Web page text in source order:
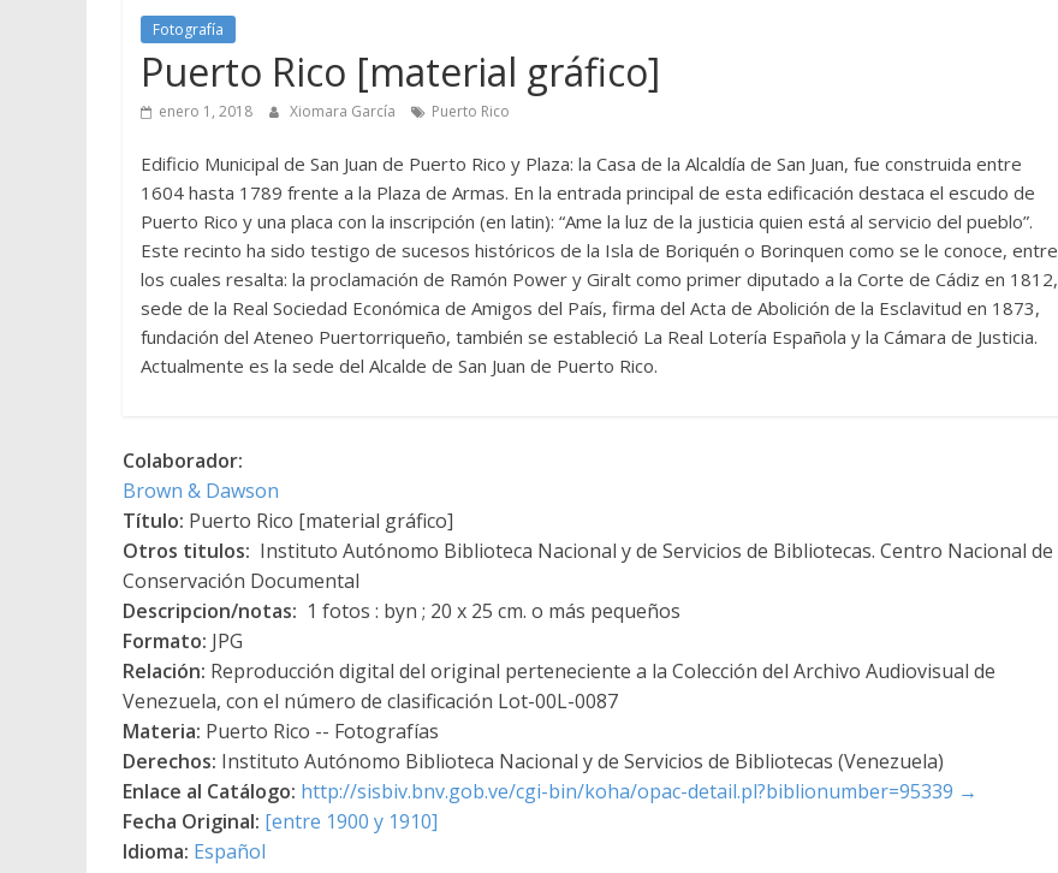
Fotografía
Puerto Rico [material gráfico]
enero 1, 2018 Xiomara García Puerto Rico
Edificio Municipal de San Juan de Puerto Rico y Plaza: la Casa de la Alcaldía de San Juan, fue construida entre
1604 hasta 1789 frente a la Plaza de Armas. En la entrada principal de esta edificación destaca el escudo de
Puerto Rico y una placa con la inscripción (en latin): “Ame la luz de la justicia quien está al servicio del pueblo”.
Este recinto ha sido testigo de sucesos históricos de la Isla de Boriquén o Borinquen como se le conoce, entre
los cuales resalta: la proclamación de Ramón Power y Giralt como primer diputado a la Corte de Cádiz en 1812,
sede de la Real Sociedad Económica de Amigos del País, firma del Acta de Abolición de la Esclavitud en 1873,
fundación del Ateneo Puertorriqueño, también se estableció La Real Lotería Española y la Cámara de Justicia.
Actualmente es la sede del Alcalde de San Juan de Puerto Rico.
Colaborador:
Brown & Dawson
Título: Puerto Rico [material gráfico]
Otros titulos: Instituto Autónomo Biblioteca Nacional y de Servicios de Bibliotecas. Centro Nacional de
Conservación Documental
Descripcion/notas: 1 fotos : byn ; 20 x 25 cm. o más pequeños
Formato: JPG
Relación: Reproducción digital del original perteneciente a la Colección del Archivo Audiovisual de
Venezuela, con el número de clasificación Lot-00L-0087
Materia: Puerto Rico -- Fotografías
Derechos: Instituto Autónomo Biblioteca Nacional y de Servicios de Bibliotecas (Venezuela)
Enlace al Catálogo: http://sisbiv.bnv.gob.ve/cgi-bin/koha/opac-detail.pl?biblionumber=95339 →
Fecha Original: [entre 1900 y 1910]
Idioma: Español